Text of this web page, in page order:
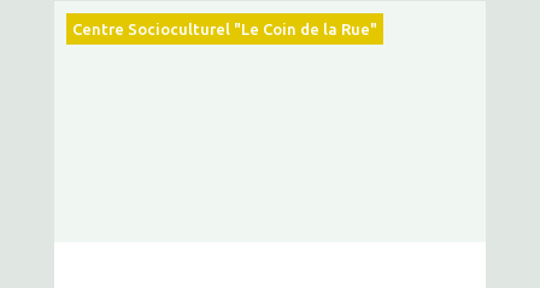
Centre Socioculturel "Le Coin de la Rue"